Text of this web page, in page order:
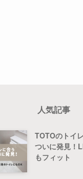
人気記事
TOTOのトイ
ついに発見！
もフィット